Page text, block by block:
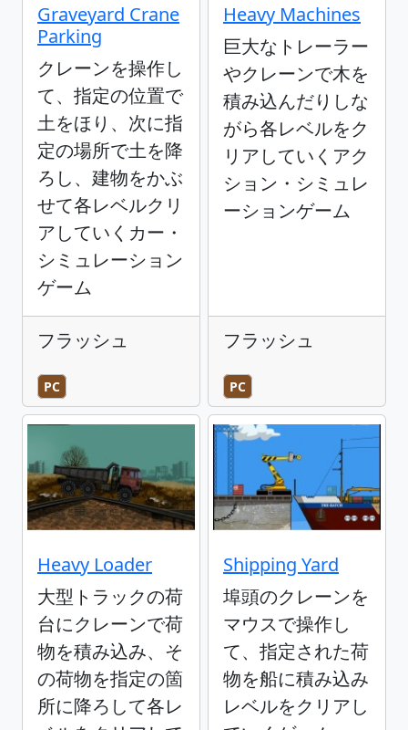
Graveyard Crane
Parking
クレーンを操作し
て、指定の位置で
土をほり、次に指
定の場所で土を降
ろし、建物をかぶ
せて各レベルクリ
アしていくカー・
シミュレーション
ゲーム
フラッシュ
PC
Heavy Machines
巨大なトレーラー
やクレーンで木を
積み込んだりしな
がら各レベルをク
リアしていくアク
ション・シミュレ
ーションゲーム
フラッシュ
PC
Heavy Loader
大型トラックの荷
台にクレーンで荷
物を積み込み、そ
の荷物を指定の箇
所に降ろして各レ
Shipping Yard
埠頭のクレーンを
マウスで操作し
て、指定された荷
物を船に積み込み
レベルをクリアし